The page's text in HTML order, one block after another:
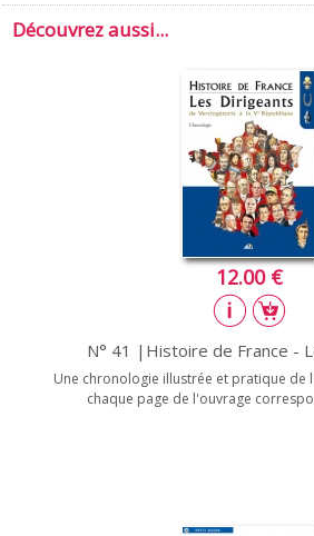
Découvrez aussi...
12.00 €
N° 41 |Histoire de France -
Une chronologie illustrée et pratique de
chaque page de l'ouvrage